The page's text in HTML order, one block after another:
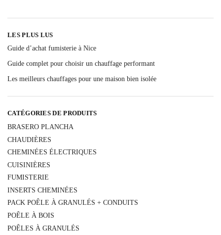
LES PLUS LUS
Guide d’achat fumisterie à Nice
Guide complet pour choisir un chauffage performant
Les meilleurs chauffages pour une maison bien isolée
CATÉGORIES DE PRODUITS
BRASERO PLANCHA
CHAUDIÈRES
CHEMINÉES ÉLECTRIQUES
CUISINIÈRES
FUMISTERIE
INSERTS CHEMINÉES
PACK POÊLE À GRANULÉS + CONDUITS
POÊLE À BOIS
POÊLES À GRANULÉS